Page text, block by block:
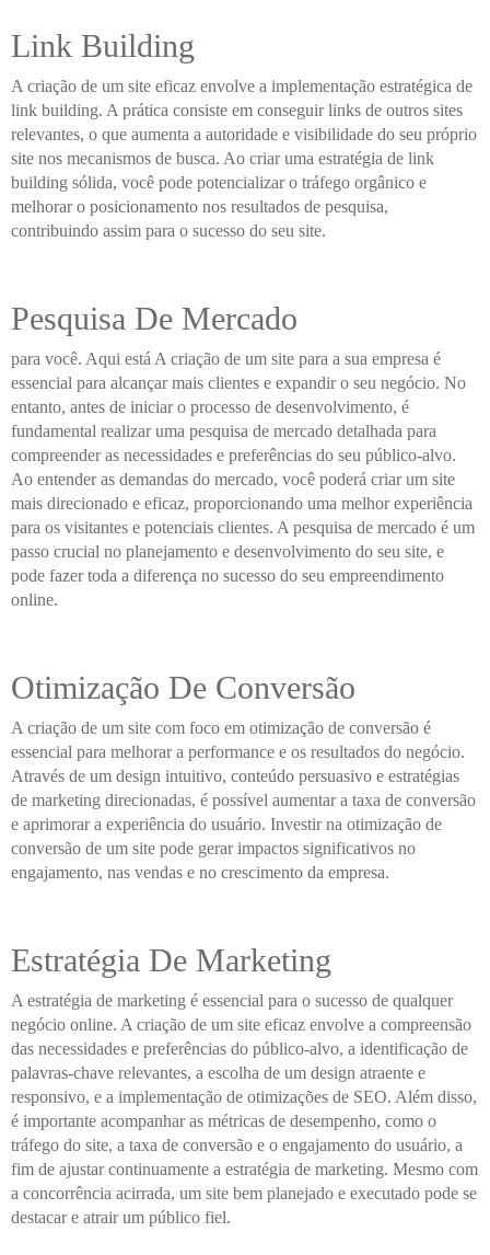
Link Building
A criação de um site eficaz envolve a implementação estratégica de
link building. A prática consiste em conseguir links de outros sites
relevantes, o que aumenta a autoridade e visibilidade do seu próprio
site nos mecanismos de busca. Ao criar uma estratégia de link
building sólida, você pode potencializar o tráfego orgânico e
melhorar o posicionamento nos resultados de pesquisa,
contribuindo assim para o sucesso do seu site.
Pesquisa De Mercado
para você. Aqui está A criação de um site para a sua empresa é
essencial para alcançar mais clientes e expandir o seu negócio. No
entanto, antes de iniciar o processo de desenvolvimento, é
fundamental realizar uma pesquisa de mercado detalhada para
compreender as necessidades e preferências do seu público-alvo.
Ao entender as demandas do mercado, você poderá criar um site
mais direcionado e eficaz, proporcionando uma melhor experiência
para os visitantes e potenciais clientes. A pesquisa de mercado é um
passo crucial no planejamento e desenvolvimento do seu site, e
pode fazer toda a diferença no sucesso do seu empreendimento
online.
Otimização De Conversão
A criação de um site com foco em otimização de conversão é
essencial para melhorar a performance e os resultados do negócio.
Através de um design intuitivo, conteúdo persuasivo e estratégias
de marketing direcionadas, é possível aumentar a taxa de conversão
e aprimorar a experiência do usuário. Investir na otimização de
conversão de um site pode gerar impactos significativos no
engajamento, nas vendas e no crescimento da empresa.
Estratégia De Marketing
A estratégia de marketing é essencial para o sucesso de qualquer
negócio online. A criação de um site eficaz envolve a compreensão
das necessidades e preferências do público-alvo, a identificação de
palavras-chave relevantes, a escolha de um design atraente e
responsivo, e a implementação de otimizações de SEO. Além disso,
é importante acompanhar as métricas de desempenho, como o
tráfego do site, a taxa de conversão e o engajamento do usuário, a
fim de ajustar continuamente a estratégia de marketing. Mesmo com
a concorrência acirrada, um site bem planejado e executado pode se
destacar e atrair um público fiel.